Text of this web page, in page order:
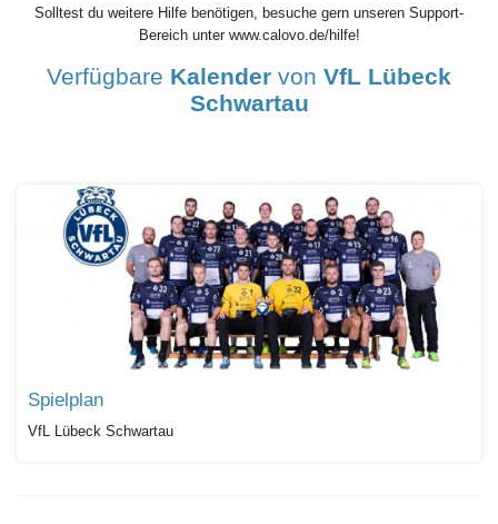
Solltest du weitere Hilfe benötigen, besuche gern unseren Support-
Bereich unter www.calovo.de/hilfe!
Verfügbare Kalender von VfL Lübeck
Schwartau
Spielplan
VfL Lübeck Schwartau